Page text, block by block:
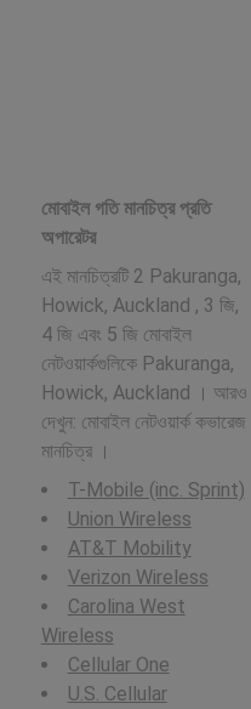
মোবাইল গতি মানচিত্র প্রতি
অপারেটর
এই মানচিত্রটি 2 Pakuranga,
Howick, Auckland , 3 জি,
4 জি এবং 5 জি মোবাইল
নেটওয়ার্কগুলিকে Pakuranga,
Howick, Auckland । আরও
দেখুন: মোবাইল নেটওয়ার্ক কভারেজ
মানচিত্র ।
T-Mobile (inc. Sprint)
Union Wireless
AT&T Mobility
Verizon Wireless
Carolina West
Wireless
Cellular One
U.S. Cellular